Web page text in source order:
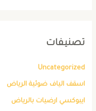
تصنيفات
Uncategorized
اسقف الياف ضوئية الرياض
ايبوكسي ارضيات بالرياض